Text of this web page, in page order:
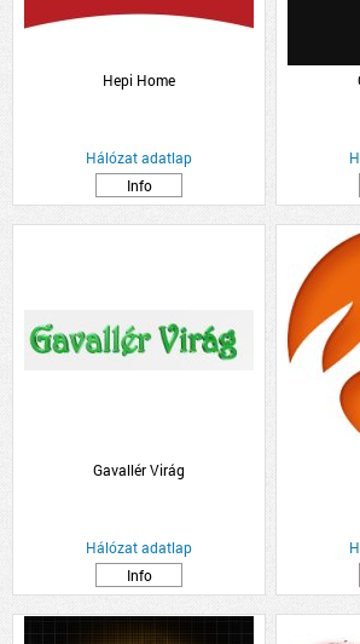
Hepi Home
Hálózat adatlap
Info
Gavallér Virág
Hálózat adatlap
Info